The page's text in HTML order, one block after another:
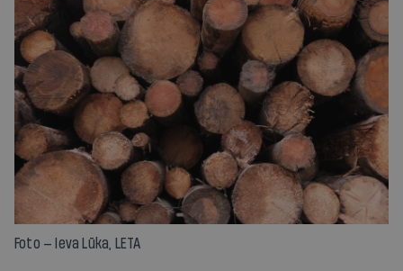
Foto — Ieva Lūka, LETA